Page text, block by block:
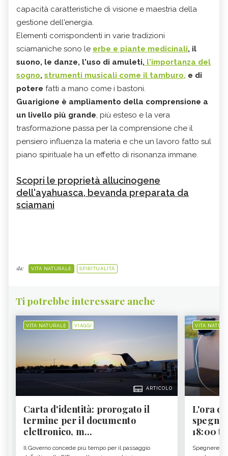
capacità caratteristiche di visione e maestria della
gestione dell'energia.
Elementi corrispondenti in varie tradizioni
sciamaniche sono le erbe e piante medicinali, il
suono, le danze, l'uso di amuleti, l'importanza del
sogno, strumenti musicali come il tamburo, e di
potere fatti a mano come i bastoni.
Guarigione è ampliamento della comprensione a
un livello più grande, più esteso e la vera
trasformazione passa per la comprensione che il
pensiero influenza la materia e che un lavoro fatto sul
piano spirituale ha un effetto di risonanza immane.
Scopri le proprietà allucinogene
dell'ayahuasca, bevanda preparata da
sciamani
da: VITA NATURALE SPIRITUALITÀ
Ti potrebbe interessare anche
VITA NATURALE VIAGGI
ARTICOLO
Carta d'identità: prorogato il
termine per il documento
elettronico, m...
Il Governo concede più tempo per il passaggio
VITA
L'ora
18:00 ti
Spegnere lo